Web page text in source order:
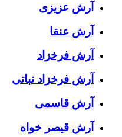
آرش عزیزی
آرش عنقا
آرش فرخزاد
آرش فرخزاد نباتی
آرش قاسمی
آرش قیصر خواه